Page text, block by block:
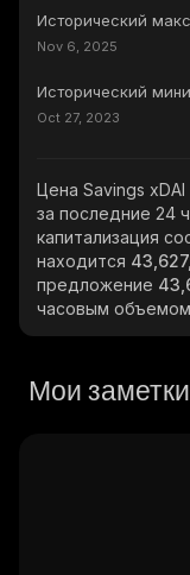
Исторический
Nov 6, 2025
Исторический
Oct 27, 2023
Цена Savings xDAI
за последние 24
капитализация
находится
предложение
часовым объемом
Мои заметки